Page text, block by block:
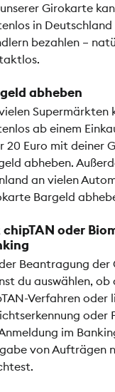
Girokarte
in
bezahlen –
abheben
Supermärkten
ab einem
20 Euro mit deiner
abheben.
an vielen
Bargeld
oder
Beantragung der
du auswählen, ob
Verfahren oder
oder
im
von Aufträgen